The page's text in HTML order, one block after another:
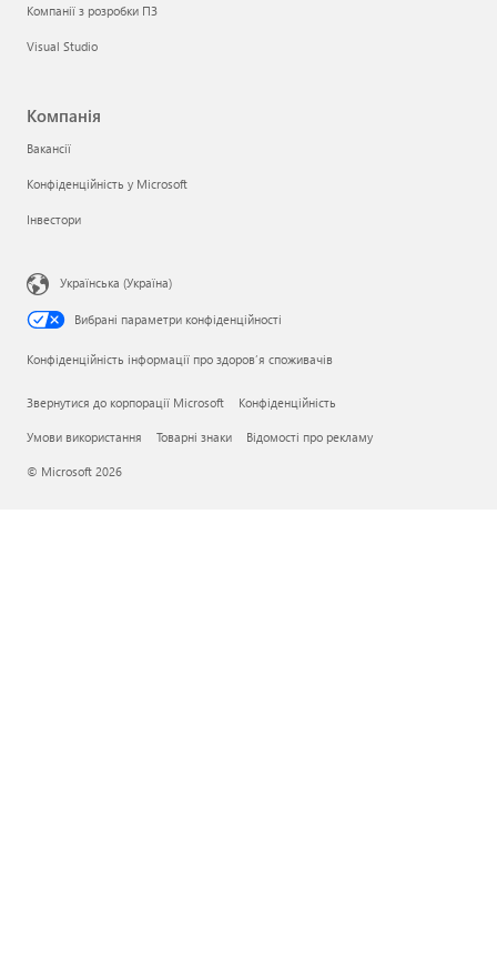
Компанії з розробки ПЗ
Visual Studio
Компанія
Вакансії
Конфіденційність у Microsoft
Інвестори
Українська (Україна)
Вибрані параметри конфіденційності
Конфіденційність інформації про здоров’я споживачів
Звернутися до корпорації Microsoft Конфіденційність
Умови використання Товарні знаки Відомості про рекламу
© Microsoft 2026